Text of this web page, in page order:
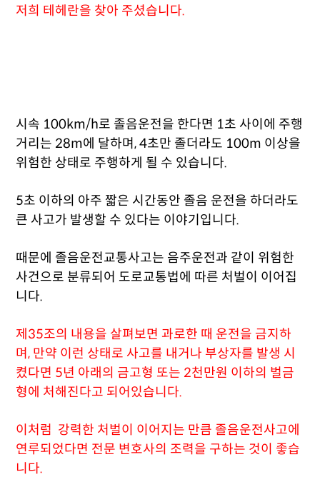
저희 테헤란을 찾아 주셨습니다.
시속 100km/h로 졸음운전을 한다면 1초 사이에 주행
거리는 28m에 달하며, 4초만 졸더라도 100m 이상을
위험한 상태로 주행하게 될 수 있습니다.
5초 이하의 아주 짧은 시간동안 졸음 운전을 하더라도
큰 사고가 발생할 수 있다는 이야기입니다.
때문에 졸음운전교통사고는 음주운전과 같이 위험한
사건으로 분류되어 도로교통법에 따른 처벌이 이어집
니다.
제35조의 내용을 살펴보면 과로한 때 운전을 금지하
며, 만약 이런 상태로 사고를 내거나 부상자를 발생 시
켰다면 5년 아래의 금고형 또는 2천만원 이하의 벌금
형에 처해진다고 되어있습니다.
이처럼 강력한 처벌이 이어지는 만큼 졸음운전사고에
연루되었다면 전문 변호사의 조력을 구하는 것이 좋습
니다.